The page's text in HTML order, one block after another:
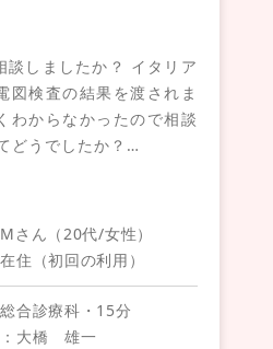
談しましたか？ イタリア
図検査の結果を渡されま
わからなかったので相談
どうでしたか？…
さん（20代/女性）
住（初回の利用）
合診療科・15分
大橋 雄一